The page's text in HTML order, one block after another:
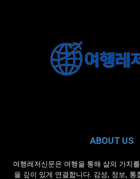
ABOUT US
여행레저신문은 여행을 통해 삶의 가치
을 깊이 있게 연결합니다. 감성, 정보, 통